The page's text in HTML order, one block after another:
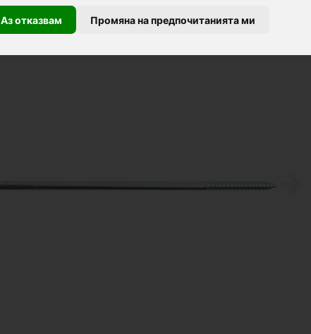
Аз отказвам Промяна на предпочитанията ми